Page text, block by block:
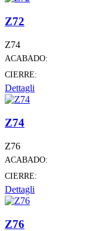
Z72
Z74
ACABADO:
CIERRE:
Dettagli
Z74
Z76
ACABADO:
CIERRE:
Dettagli
Z76